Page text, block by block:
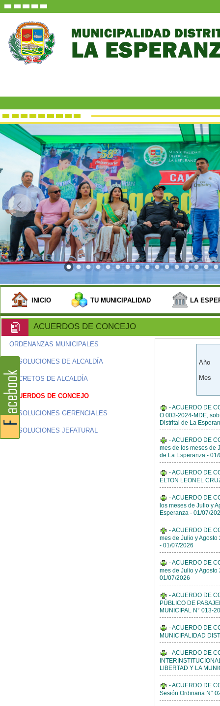
INICIO TU MUNICIPALIDAD LA
ACUERDOS DE CONCEJO
ORDENANZAS MUNICIPALES
RESOLUCIONES DE ALCALDÍA
DECRETOS DE ALCALDÍA
ACUERDOS DE CONCEJO
RESOLUCIONES GERENCIALES
RESOLUCIONES JEFATURAL
Año
Mes
- ACUERDO DE
O 003-2024-MDE,
Distrital de La
- ACUERDO DE
mes de los meses de
de La Esperanza -
- ACUERDO DE
ELTON LEONEL
- ACUERDO DE
los meses de Julio y
Esperanza - 01/07/
- ACUERDO DE
mes de Julio y
- 01/07/2026
- ACUERDO DE
mes de Julio y
01/07/2026
- ACUERDO DE
PÚBLICO DE
MUNICIPAL N° 013-
- ACUERDO DE
MUNICIPALIDAD
- ACUERDO DE
LIBERTAD Y LA
- ACUERDO DE
Sesión Ordinaria N°